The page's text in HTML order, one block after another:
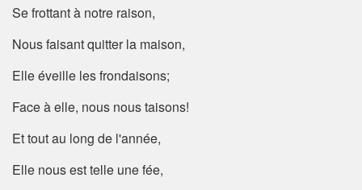
Se frottant à notre raison,
Nous faisant quitter la maison,
Elle éveille les frondaisons;
Face à elle, nous nous taisons!
Et tout au long de l'année,
Elle nous est telle une fée,